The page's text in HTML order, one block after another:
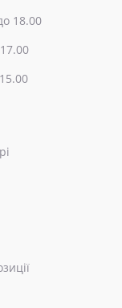
18.00